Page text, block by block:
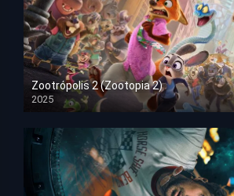
Zootrópolis 2 (Zootopia 2)
2025
HD 1080p